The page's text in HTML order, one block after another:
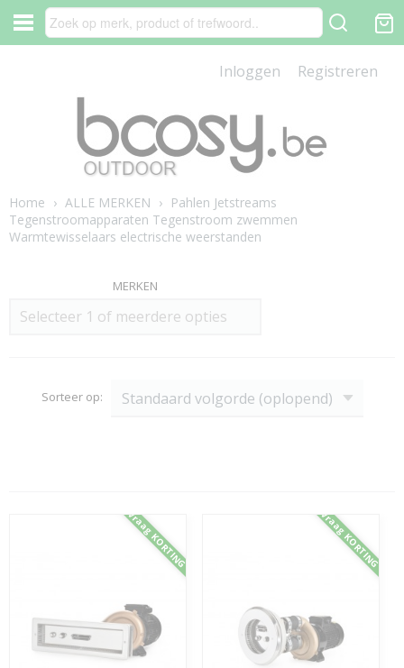
Inloggen Registreren
Home › ALLE MERKEN › Pahlen Jetstreams
Tegenstroomapparaten Tegenstroom zwemmen
Warmtewisselaars electrische weerstanden
MERKEN
Selecteer 1 of meerdere opties
Sorteer op:
Vraag KORTING Vraag KORTING